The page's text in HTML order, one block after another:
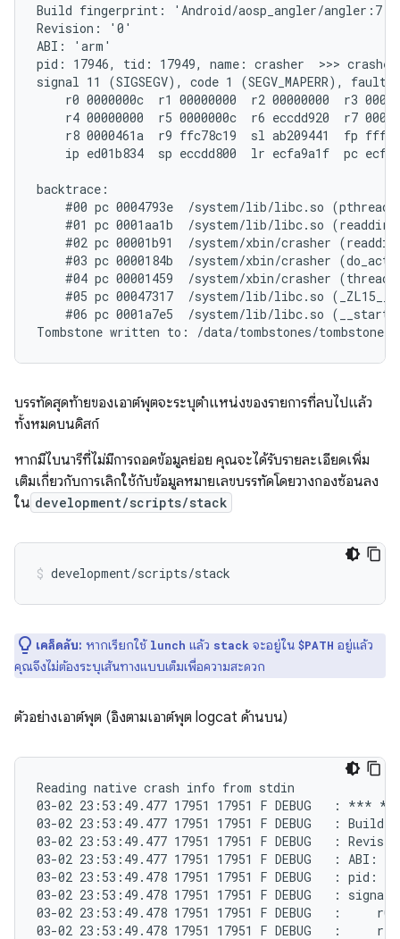
Build fingerprint: 'Android/aosp_angler/
Revision: '0'
ABI: 'arm'
pid: 17946, tid: 17949, name: crasher  >>> crasher
signal 11 (SIGSEGV), code 1 (SEGV_MAPERR), fault
r0 0000000c  r1 00000000  r2 00000000  r3
r4 00000000  r5 0000000c  r6 eccdd920  r7
r8 0000461a  r9 ffc78c19  sl ab209441  fp
ip ed01b834  sp eccdd800  lr ecfa9a1f  pc
backtrace:
#00 pc 0004793e  /system/lib/libc.so
#01 pc 0001aa1b  /system/lib/libc.so
#02 pc 00001b91  /system/xbin/crasher
#03 pc 0000184b  /system/xbin/crasher
#04 pc 00001459  /system/xbin/crasher
#05 pc 00047317  /system/lib/libc.so
#06 pc 0001a7e5  /system/lib/libc.so
บรรทัดสุดท้ายของเอาต์พุตจะระบุตำแหน่งของรายการที่ลบไปแล้ว
ทั้งหมดบนดิสก์
หากมีไบนารีที่ไม่มีการถอดข้อมูลย่อย คุณจะได้รับรายละเอียดเพิ่ม
เติมเกี่ยวกับการเลิกใช้กับข้อมูลหมายเลขบรรทัดโดยวางกองซ้อนลง
ใน development/scripts/stack
เคล็ดลับ: หากเรียกใช้ lunch แล้ว stack จะอยู่ใน $PATH อยู่แล้ว
คุณจึงไม่ต้องระบุเส้นทางแบบเต็มเพื่อความสะดวก
ตัวอย่างเอาต์พุต (อิงตามเอาต์พุต logcat ด้านบน)
Reading native crash info from stdin
03-02 23:53:49.477 17951 17951 F
03-02 23:53:49.477 17951 17951 F DEBUG   :
03-02 23:53:49.477 17951 17951 F DEBUG   :
03-02 23:53:49.477 17951 17951 F DEBUG   : ABI:
03-02 23:53:49.478 17951 17951 F DEBUG   : pid:
03-02 23:53:49.478 17951 17951 F DEBUG   : signal
03-02 23:53:49.478 17951 17951 F DEBUG   :     r0
03-02 23:53:49.478 17951 17951 F DEBUG   :     r4